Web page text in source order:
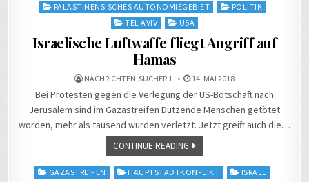
PALÄSTINENSISCHES AUTONOMIEGEBIET
POLITIK
TEL AVIV
USA
Israelische Luftwaffe fliegt Angriff auf
Hamas
NACHRICHTEN-SUCHER 1 14. MAI 2018
Bei Protesten gegen die Verlegung der US-Botschaft nach
Jerusalem sind im Gazastreifen Dutzende Menschen getötet
worden, mehr als tausend wurden verletzt. Jetzt greift auch die…
CONTINUE READING
Posted
GAZASTREIFEN HAUPTSTADTKONFLIKT
ISRAEL